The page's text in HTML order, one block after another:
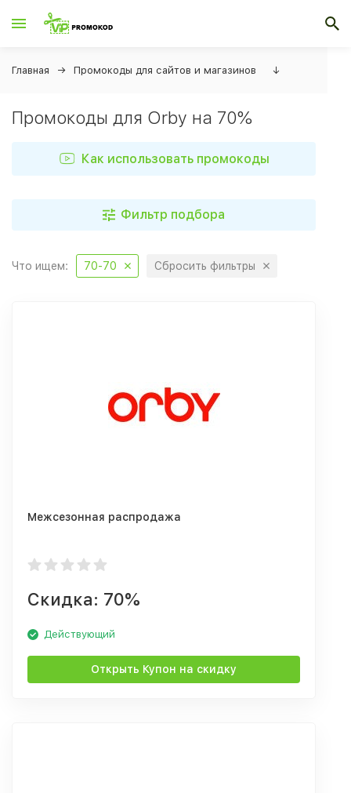
Главная Промокоды для сайтов и магазинов ↓
Промокоды для Orby на 70%
Как использовать промокоды
Фильтр подбора
Что ищем: 70-70 Сбросить фильтры
Межсезонная распродажа
Скидка: 70%
Действующий
Открыть Купон на скидку